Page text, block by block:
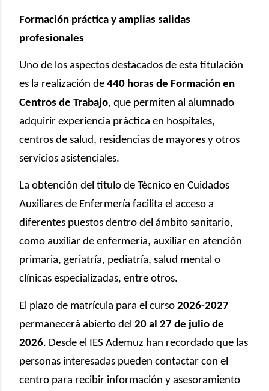
Formación práctica y amplias salidas
profesionales
Uno de los aspectos destacados de esta titulación
es la realización de 440 horas de Formación en
Centros de Trabajo, que permiten al alumnado
adquirir experiencia práctica en hospitales,
centros de salud, residencias de mayores y otros
servicios asistenciales.
La obtención del título de Técnico en Cuidados
Auxiliares de Enfermería facilita el acceso a
diferentes puestos dentro del ámbito sanitario,
como auxiliar de enfermería, auxiliar en atención
primaria, geriatría, pediatría, salud mental o
clínicas especializadas, entre otros.
El plazo de matrícula para el curso 2026-2027
permanecerá abierto del 20 al 27 de julio de
2026. Desde el IES Ademuz han recordado que las
personas interesadas pueden contactar con el
centro para recibir información y asesoramiento